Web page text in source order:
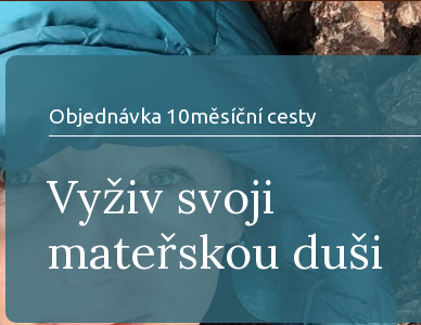
Objednávka 10měsíční cesty
Vyživ svoji
mateřskou duši